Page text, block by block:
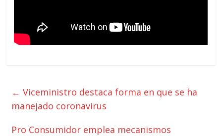
← Viceministro destaca forma en que se ha
manejado coronavirus
Pro Consumidor emplea mecanismos